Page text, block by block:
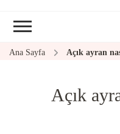
Ana Sayfa Açık ayran
Açık